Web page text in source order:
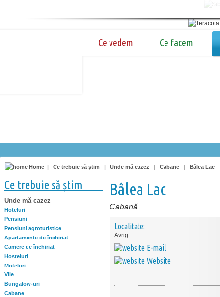
Ce vedem Ce facem
Home | Ce trebuie să știm | Unde mă cazez | Cabane | Bâlea Lac
Ce trebuie să știm
Unde mă cazez
Hoteluri
Pensiuni
Pensiuni agroturistice
Apartamente de închiriat
Camere de închiriat
Hosteluri
Moteluri
Vile
Bungalow-uri
Cabane
Bâlea Lac
Cabană
Localitate:
Avrig
E-mail
Website